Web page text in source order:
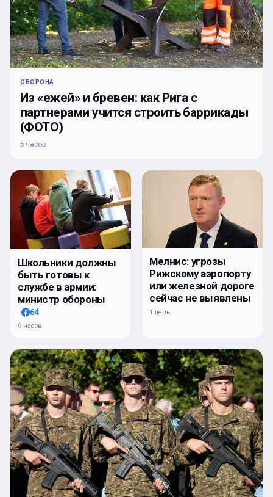
ОБОРОНА
Из «ежей» и бревен: как Рига с
партнерами учится строить баррикады
(ФОТО)
5 часов
Школьники должны
быть готовы к
службе в армии:
министр обороны
64
6 часов
Мелнис: угрозы
Рижскому аэропорту
или железной дороге
сейчас не выявлены
1 день